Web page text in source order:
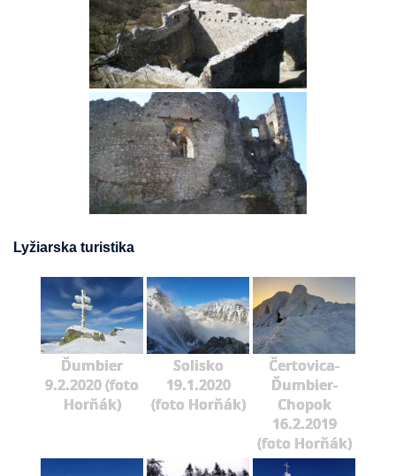
Lyžiarska turistika
Ďumbier
9.2.2020 (foto
Horňák)
Solisko
19.1.2020
(foto Horňák)
Čertovica-
Ďumbier-
Chopok
16.2.2019
(foto Horňák)